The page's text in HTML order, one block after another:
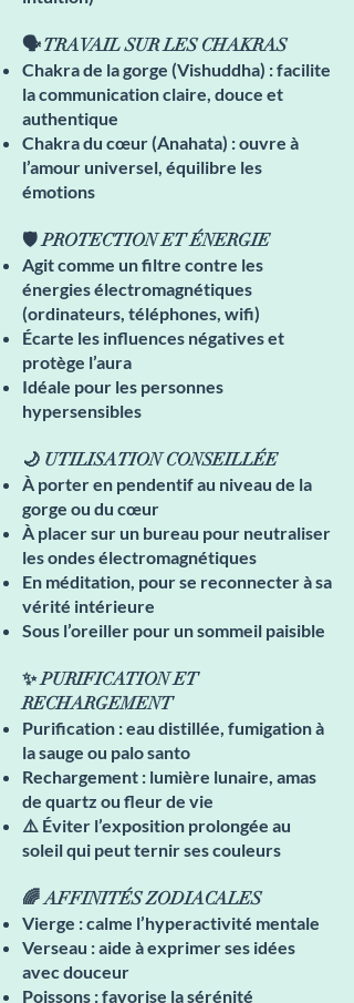
🗣️ TRAVAIL SUR LES CHAKRAS
Chakra de la gorge (Vishuddha) : facilite
la communication claire, douce et
authentique
Chakra du cœur (Anahata) : ouvre à
l’amour universel, équilibre les
émotions
🛡️ PROTECTION ET ÉNERGIE
Agit comme un filtre contre les
énergies électromagnétiques
(ordinateurs, téléphones, wifi)
Écarte les influences négatives et
protège l’aura
Idéale pour les personnes
hypersensibles
🌙 UTILISATION CONSEILLÉE
À porter en pendentif au niveau de la
gorge ou du cœur
À placer sur un bureau pour neutraliser
les ondes électromagnétiques
En méditation, pour se reconnecter à sa
vérité intérieure
Sous l’oreiller pour un sommeil paisible
✨ PURIFICATION ET
RECHARGEMENT
Purification : eau distillée, fumigation à
la sauge ou palo santo
Rechargement : lumière lunaire, amas
de quartz ou fleur de vie
⚠️ Éviter l’exposition prolongée au
soleil qui peut ternir ses couleurs
🌈 AFFINITÉS ZODIACALES
Vierge : calme l’hyperactivité mentale
Verseau : aide à exprimer ses idées
avec douceur
Poissons : favorise la sérénité